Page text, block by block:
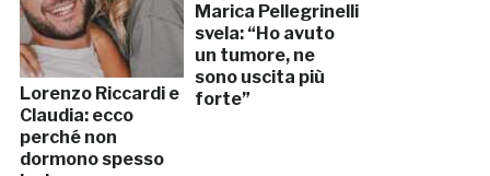
Lorenzo Riccardi e
Claudia: ecco
perché non
dormono spesso
Marica Pellegrinelli
svela: “Ho avuto
un tumore, ne
sono uscita più
forte”